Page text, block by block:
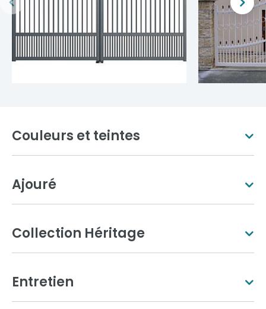
Couleurs et teintes
Aluminium gris
Ajouré
Collection Héritage
Entretien